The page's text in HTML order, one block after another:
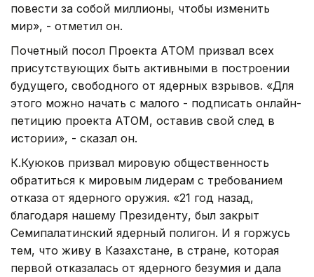
повести за собой миллионы, чтобы изменить
мир», - отметил он.
Почетный посол Проекта АТОМ призвал всех
присутствующих быть активными в построении
будущего, свободного от ядерных взрывов. «Для
этого можно начать с малого - подписать онлайн-
петицию проекта АТОМ, оставив свой след в
истории», - сказал он.
К.Куюков призвал мировую общественность
обратиться к мировым лидерам с требованием
отказа от ядерного оружия. «21 год назад,
благодаря нашему Президенту, был закрыт
Семипалатинский ядерный полигон. И я горжусь
тем, что живу в Казахстане, в стране, которая
первой отказалась от ядерного безумия и дала